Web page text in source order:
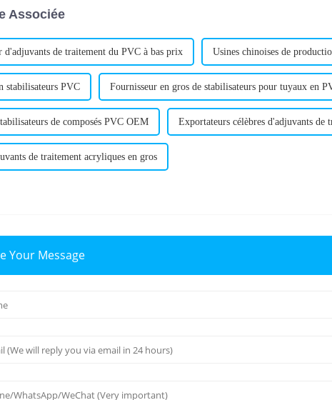
Associée
d'adjuvants de traitement du PVC à bas prix Usines chinoises de
stabilisateurs PVC Fournisseur en gros de stabilisateurs pour tuyaux en
de composés PVC OEM Exportateurs célèbres d'adjuvants de
de traitement acryliques en gros
Your Message